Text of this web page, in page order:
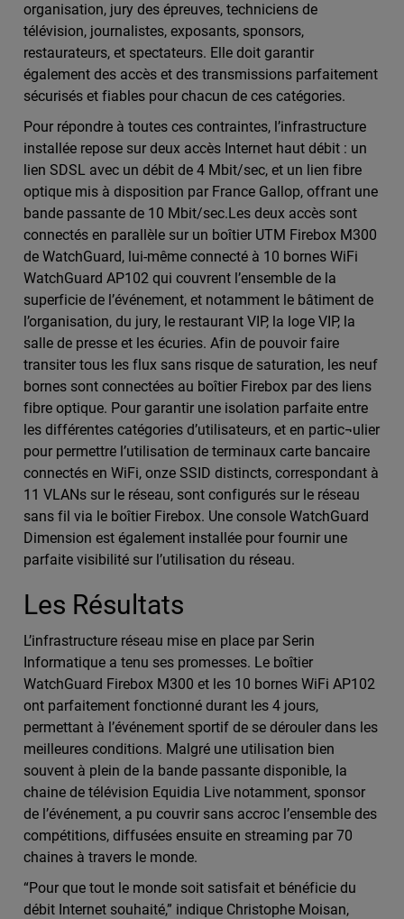
organisation, jury des épreuves, techniciens de
télévision, journalistes, exposants, sponsors,
restaurateurs, et spectateurs. Elle doit garantir
également des accès et des transmissions parfaitement
sécurisés et fiables pour chacun de ces catégories.
Pour répondre à toutes ces contraintes, l’infrastructure
installée repose sur deux accès Internet haut débit : un
lien SDSL avec un débit de 4 Mbit/sec, et un lien fibre
optique mis à disposition par France Gallop, offrant une
bande passante de 10 Mbit/sec.Les deux accès sont
connectés en parallèle sur un boîtier UTM Firebox M300
de WatchGuard, lui-même connecté à 10 bornes WiFi
WatchGuard AP102 qui couvrent l’ensemble de la
superficie de l’événement, et notamment le bâtiment de
l’organisation, du jury, le restaurant VIP, la loge VIP, la
salle de presse et les écuries. Afin de pouvoir faire
transiter tous les flux sans risque de saturation, les neuf
bornes sont connectées au boîtier Firebox par des liens
fibre optique. Pour garantir une isolation parfaite entre
les différentes catégories d’utilisateurs, et en partic¬ulier
pour permettre l’utilisation de terminaux carte bancaire
connectés en WiFi, onze SSID distincts, correspondant à
11 VLANs sur le réseau, sont configurés sur le réseau
sans fil via le boîtier Firebox. Une console WatchGuard
Dimension est également installée pour fournir une
parfaite visibilité sur l’utilisation du réseau.
Les Résultats
L’infrastructure réseau mise en place par Serin
Informatique a tenu ses promesses. Le boîtier
WatchGuard Firebox M300 et les 10 bornes WiFi AP102
ont parfaitement fonctionné durant les 4 jours,
permettant à l’événement sportif de se dérouler dans les
meilleures conditions. Malgré une utilisation bien
souvent à plein de la bande passante disponible, la
chaine de télévision Equidia Live notamment, sponsor
de l’événement, a pu couvrir sans accroc l’ensemble des
compétitions, diffusées ensuite en streaming par 70
chaines à travers le monde.
“Pour que tout le monde soit satisfait et bénéficie du
débit Internet souhaité,” indique Christophe Moisan,